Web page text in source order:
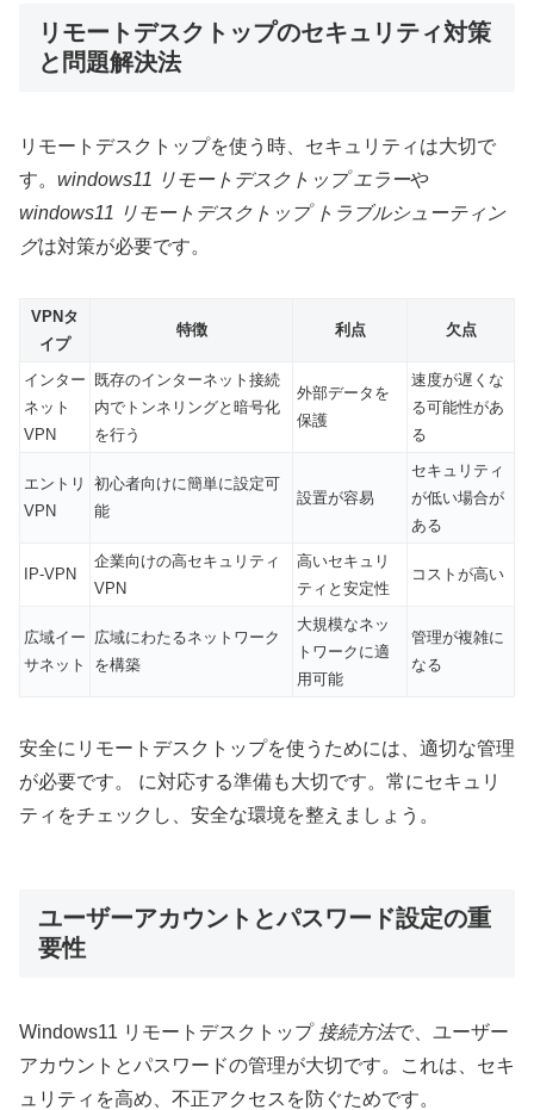
リモートデスクトップのセキュリティ対策
と問題解決法
リモートデスクトップを使う時、セキュリティは大切で
す。 windows11 リモートデスクトップ エラーや
windows11 リモートデスクトップ トラブルシューティン
グは対策が必要です。
VPNタ
イプ
特徴 利点 欠点
インター
ネット
VPN
既存のインターネット接続
内でトンネリングと暗号化
を行う
外部データを
保護
速度が遅くな
る可能性があ
る
エントリ
VPN
初心者向けに簡単に設定可
能
設置が容易
セキュリティ
が低い場合が
ある
IP-VPN
企業向けの高セキュリティ
VPN
高いセキュリ
ティと安定性
コストが高い
広域イー
サネット
広域にわたるネットワーク
を構築
大規模なネッ
トワークに適
用可能
管理が複雑に
なる
安全にリモートデスクトップを使うためには、適切な管理
が必要です。 に対応する準備も大切です。常にセキュリ
ティをチェックし、安全な環境を整えましょう。
ユーザーアカウントとパスワード設定の重
要性
Windows11 リモートデスクトップ 接続方法で、ユーザー
アカウントとパスワードの管理が大切です。これは、セキ
ュリティを高め、不正アクセスを防ぐためです。